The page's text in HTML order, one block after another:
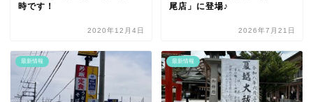
時です！
2020年12月4日
尾店」に登場♪
2026年7月21日
最新情報 最新情報